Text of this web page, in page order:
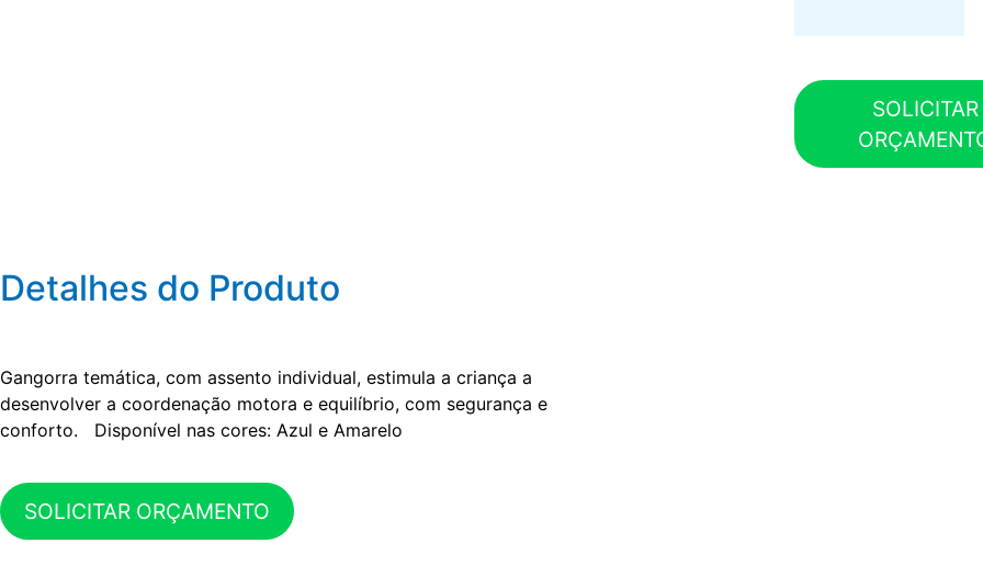
SOLICITAR
Detalhes do Produto
Gangorra temática, com assento individual, estimula a criança a
desenvolver a coordenação motora e equilíbrio, com segurança e
conforto. Disponível nas cores: Azul e Amarelo
SOLICITAR ORÇAMENTO